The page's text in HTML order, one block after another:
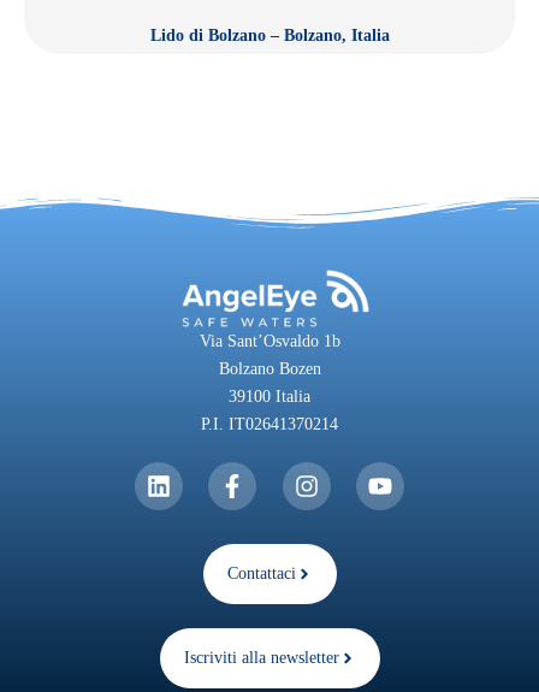
Lido di Bolzano – Bolzano, Italia
Via Sant’Osvaldo 1b
Bolzano Bozen
39100 Italia
P.I. IT02641370214
Contattaci
Iscriviti alla newsletter